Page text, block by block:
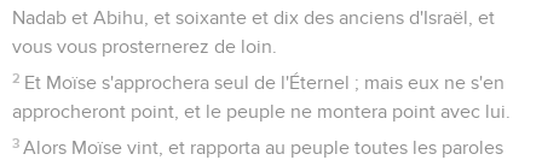
Nadab et Abihu, et soixante et dix des anciens d'Israël, et
vous vous prosternerez de loin.
2 Et Moïse s'approchera seul de l'Éternel ; mais eux ne s'en
approcheront point, et le peuple ne montera point avec lui.
3 Alors Moïse vint, et rapporta au peuple toutes les paroles